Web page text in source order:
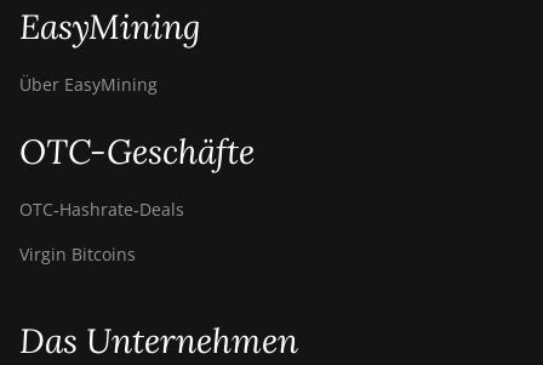
EasyMining
Über EasyMining
OTC-Geschäfte
OTC‑Hashrate‑Deals
Virgin Bitcoins
Das Unternehmen